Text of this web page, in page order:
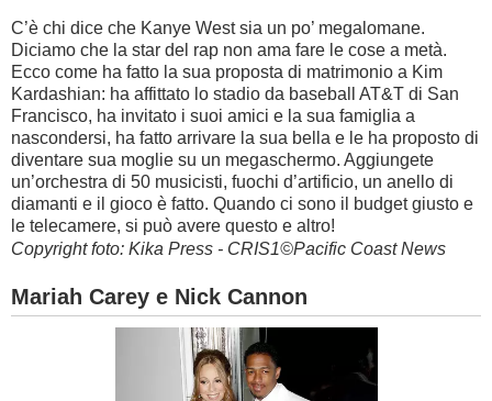
C’è chi dice che Kanye West sia un po’ megalomane.
Diciamo che la star del rap non ama fare le cose a metà.
Ecco come ha fatto la sua proposta di matrimonio a Kim
Kardashian: ha affittato lo stadio da baseball AT&T di San
Francisco, ha invitato i suoi amici e la sua famiglia a
nascondersi, ha fatto arrivare la sua bella e le ha proposto di
diventare sua moglie su un megaschermo. Aggiungete
un’orchestra di 50 musicisti, fuochi d’artificio, un anello di
diamanti e il gioco è fatto. Quando ci sono il budget giusto e
le telecamere, si può avere questo e altro!
Copyright foto: Kika Press - CRIS1©Pacific Coast News
Mariah Carey e Nick Cannon